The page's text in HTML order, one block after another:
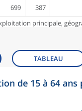
699 387
principale,
TABLEAU
de 15 à 64